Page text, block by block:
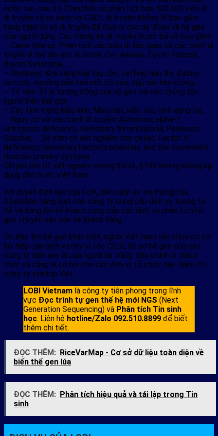
nước bọt, sau đó 23andMe sẽ phân tích hơn 500.000 viến dị
di truyền và so sánh với CSDL di truyền khổng lồ bao gồm
hàng triệu hồ sơ di truyền để đưa ra các dự đoán về hệ gen
của người dùng. Các thông tin di truyền được trả về bao gồm:
– Carier Status: Phân tích các biến dị liên quan tới các bệnh di
truyền ở thể lặn như là Sickle Cell Anemia, Cystic Fibrosis,
Bloom Syndrome, …
– Wellness: Khả năng hấp thụ cồn, caffein, hấp thụ đường
lactose, ngưỡng bão hoà mỡ, độ béo, ngủ sâu hay không, …
– Tổ tiên: Tỉ lệ tương đồng của hệ gen với các chủng tộc
người trên thế giới
– Các tính trạng kiểu hình: Màu mặt, kiểu tóc, hình dạng tai, …
– Nguy cơ với các bệnh di truyền: Alzheimer, alpha-1
antitrypsin deficiency, hereditary thrombophilia, Parkinson,
Gaucher, … Sẽ sớm có xét nghiệm cho celiac, Factor XI
deficiency, hereditary hemochromatosis, and the movement
disorder primary dystonia.
Chi phí cho 01 xét nghiệm tương đối rẻ, $199 nhưng không áp
dụng cho nước Việt Nam.
Với quyết định này của FDA, bên cạnh sự vui mừng của
23andMe, hàng loạt các công ty cung cấp dịch vụ tương tự
đã và đang lên kế hoạch cung cấp các dịch vụ phân tích hệ
gen chuyên sâu hơn tới khách hàng.
Do đặc thù hệ gen khác biệt, người Việt Nam vẫn chưa có cơ
hội tiếp cận dịch vụ này vì các CSDL hồ sơ hệ gen của các
công ty hiện nay là của người da trắng. Đây chính là thách
thức và cũng là cơ hội cho các đơn vị, tổ chức hay thậm chí
công ty startup Việt.
LOBI Vietnam là công ty tiên phong trong lĩnh
vực Đọc trình tự gen thế hệ mới NGS (Next
Generation Sequencing) và Phân tích Tin sinh
học. Liên hệ hotline/Zalo 092.510.8899 để biết
thêm chi tiết.
ĐỌC THÊM: RiceVarMap - Cơ sở dữ liệu toàn diện về
biến thể gen lúa
ĐỌC THÊM: Phân tích hiệu quả và tái lập trong Tin
sinh